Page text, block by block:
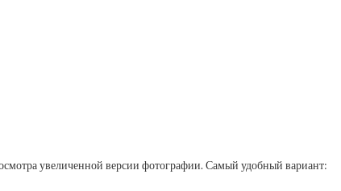
увеличенной версии фотографии. Самый удобный вариант: